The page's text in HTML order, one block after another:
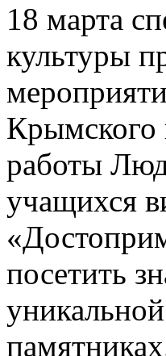
18 марта
культуры
Крымского
работы
учащихся
посетить